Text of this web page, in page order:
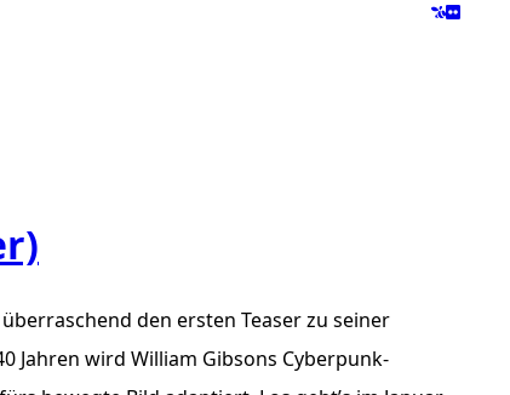
den ersten Teaser zu seiner
Jahren wird William Gibsons Cyberpunk-